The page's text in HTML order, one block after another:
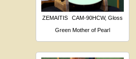
ZEMAITIS
CAM-90HCW, Gloss
Green Mother of Pearl